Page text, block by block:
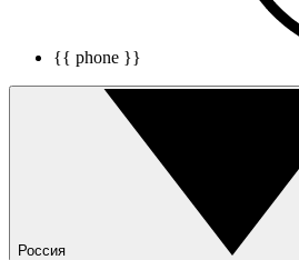
{{ phone }}
Россия